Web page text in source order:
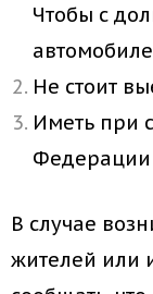
Чтобы с
Не стоит
Иметь при
Федерации
В случае
жителей или